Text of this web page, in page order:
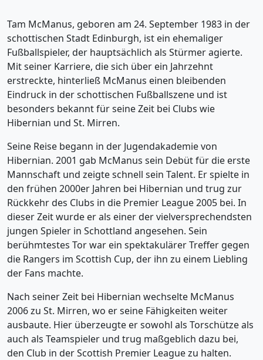
Tam McManus, geboren am 24. September 1983 in der
schottischen Stadt Edinburgh, ist ein ehemaliger
Fußballspieler, der hauptsächlich als Stürmer agierte.
Mit seiner Karriere, die sich über ein Jahrzehnt
erstreckte, hinterließ McManus einen bleibenden
Eindruck in der schottischen Fußballszene und ist
besonders bekannt für seine Zeit bei Clubs wie
Hibernian und St. Mirren.
Seine Reise begann in der Jugendakademie von
Hibernian. 2001 gab McManus sein Debüt für die erste
Mannschaft und zeigte schnell sein Talent. Er spielte in
den frühen 2000er Jahren bei Hibernian und trug zur
Rückkehr des Clubs in die Premier League 2005 bei. In
dieser Zeit wurde er als einer der vielversprechendsten
jungen Spieler in Schottland angesehen. Sein
berühmtestes Tor war ein spektakulärer Treffer gegen
die Rangers im Scottish Cup, der ihn zu einem Liebling
der Fans machte.
Nach seiner Zeit bei Hibernian wechselte McManus
2006 zu St. Mirren, wo er seine Fähigkeiten weiter
ausbaute. Hier überzeugte er sowohl als Torschütze als
auch als Teamspieler und trug maßgeblich dazu bei,
den Club in der Scottish Premier League zu halten.